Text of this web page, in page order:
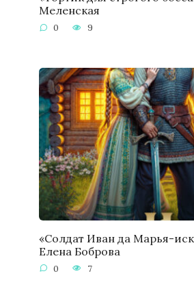
Меленская
0 9
«Солдат Иван да Марья-
Елена Боброва
0 7